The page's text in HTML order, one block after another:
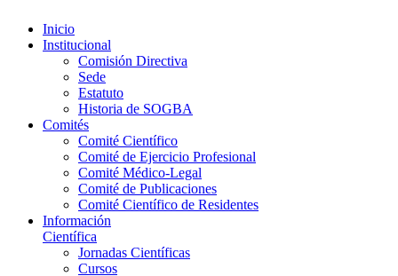
Inicio
Institucional
Comisión Directiva
Sede
Estatuto
Historia de SOGBA
Comités
Comité Científico
Comité de Ejercicio Profesional
Comité Médico-Legal
Comité de Publicaciones
Comité Científico de Residentes
Información
Científica
Jornadas Científicas
Cursos